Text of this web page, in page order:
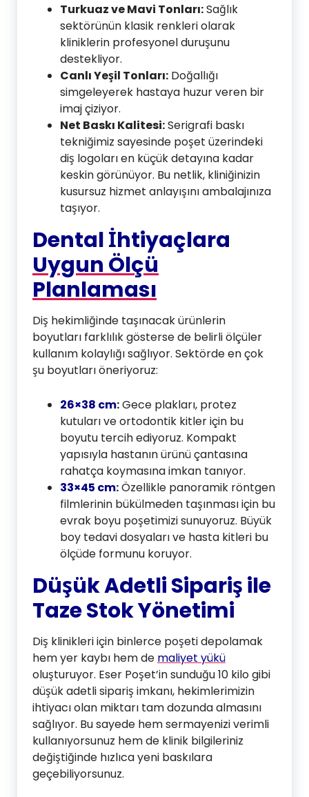
Turkuaz ve Mavi Tonları:Sağlık
sektörünün klasik renkleri olarak
kliniklerin profesyonel duruşunu
destekliyor.
Canlı Yeşil Tonları: Doğallığı
simgeleyerek hastaya huzur veren bir
imaj çiziyor.
Net Baskı Kalitesi:Serigrafi baskı
tekniğimiz sayesinde poşet üzerindeki
diş logoları en küçük detayına kadar
keskin görünüyor. Bu netlik, kliniğinizin
kusursuz hizmet anlayışını ambalajınıza
taşıyor.
Dental İhtiyaçlara
Uygun Ölçü
Planlaması
Diş hekimliğinde taşınacak ürünlerin
boyutları farklılık gösterse de belirli ölçüler
kullanım kolaylığı sağlıyor. Sektörde en çok
şu boyutları öneriyoruz:
26×38 cm:Gece plakları, protez
kutuları ve ortodontik kitler için bu
boyutu tercih ediyoruz. Kompakt
yapısıyla hastanın ürünü çantasına
rahatça koymasına imkan tanıyor.
33×45 cm:Özellikle panoramik röntgen
filmlerinin bükülmeden taşınması için bu
evrak boyu poşetimizi sunuyoruz. Büyük
boy tedavi dosyaları ve hasta kitleri bu
ölçüde formunu koruyor.
Düşük Adetli Sipariş ile
Taze Stok Yönetimi
Diş klinikleri için binlerce poşeti depolamak
hem yer kaybı hem de maliyet yükü
oluşturuyor. Eser Poşet’in sunduğu 10 kilo gibi
düşük adetli sipariş imkanı, hekimlerimizin
ihtiyacı olan miktarı tam dozunda almasını
sağlıyor. Bu sayede hem sermayenizi verimli
kullanıyorsunuz hem de klinik bilgileriniz
değiştiğinde hızlıca yeni baskılara
geçebiliyorsunuz.